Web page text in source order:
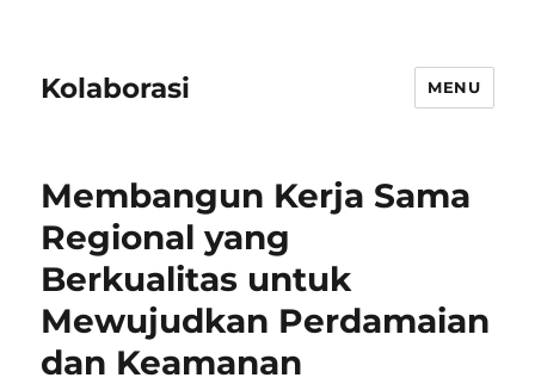
Kolaborasi MENU
Membangun Kerja Sama
Regional yang
Berkualitas untuk
Mewujudkan Perdamaian
dan Keamanan